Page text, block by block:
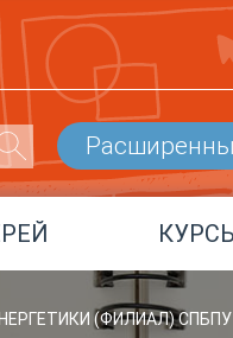
(ФИЛИАЛ) СПБПУ